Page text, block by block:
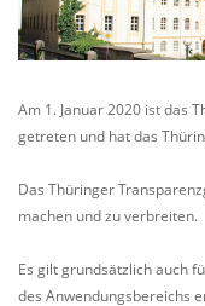
Am 1. Januar 2020 ist das
getreten und hat das
Das Thüringer
machen und zu verbreiten.
Es gilt grundsätzlich auch
des Anwendungsbereichs